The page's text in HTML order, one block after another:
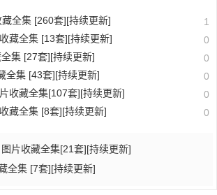
全集 [260套][持续更新] 1
藏全集 [13套][持续更新] 0
集 [27套][持续更新] 0
全集 [43套][持续更新] 0
收藏全集[107套][持续更新] 0
藏全集 [8套][持续更新] 0
片收藏全集[21套][持续更新]
全集 [7套][持续更新]